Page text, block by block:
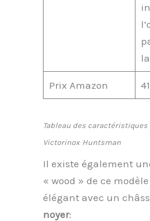
Prix Amazon
Tableau des
Victorinox Huntsman
Il existe également
« wood » de ce
élégant avec un
noyer: